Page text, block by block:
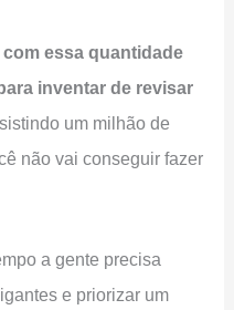
com essa quantidade
inventar de revisar
um milhão de
não vai conseguir fazer
a gente precisa
e priorizar um